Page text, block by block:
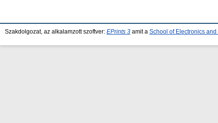
Szakdolgozat, az alkalamzott szoftver: EPrints 3 amit a School of Electronics